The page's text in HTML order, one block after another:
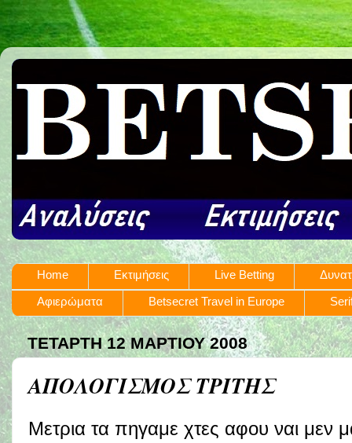
Home Εκτιμήσεις Live Betting
Αφιερώματα
Betsecret Travel in Europe
ΤΕΤΆΡΤΗ 12 ΜΑΡΤΊΟΥ 2008
ΑΠΟΛΟΓΙΣΜΟΣ ΤΡΙΤΗΣ
Μετρια τα πηγαμε χτες αφου ναι μεν